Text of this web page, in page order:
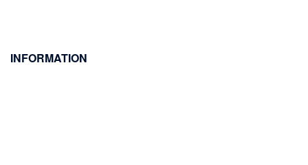
INFORMATION